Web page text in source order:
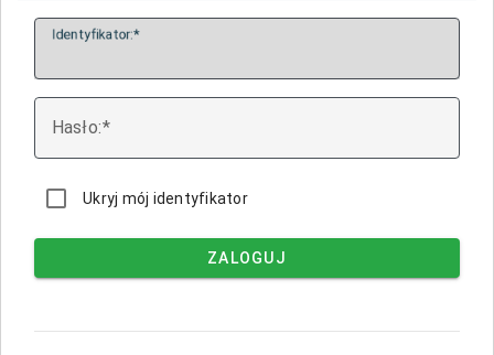
Identyfikator:
Hasło:
Ukryj mój identyfikator
ZALOGUJ